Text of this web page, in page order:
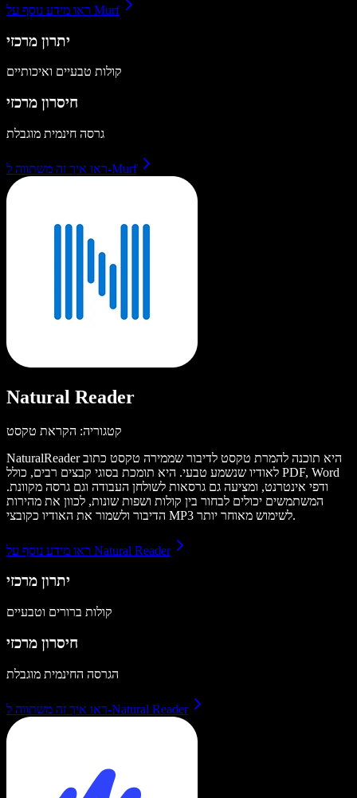
ראו מידע נוסף על Murf
יתרון מרכזי
קולות טבעיים ואיכותיים
חיסרון מרכזי
גרסה חינמית מוגבלת
ראו איך זה משתווה ל-Murf
Natural Reader
קטגוריה: הקראת טקסט
NaturalReader היא תוכנה להמרת טקסט לדיבור שממירה טקסט כתוב
לאודיו שנשמע טבעי. היא תומכת בסוגי קבצים רבים, כולל PDF, Word
ודפי אינטרנט, ומציעה גם גרסאות לשולחן העבודה וגם גרסה מקוונת.
המשתמשים יכולים לבחור בין קולות ושפות שונות, לכוון את מהירות
הדיבור ולשמור את האודיו כקובצי MP3 לשימוש מאוחר יותר.
ראו מידע נוסף על Natural Reader
יתרון מרכזי
קולות ברורים וטבעיים
חיסרון מרכזי
הגרסה החינמית מוגבלת
ראו איך זה משתווה ל-Natural Reader